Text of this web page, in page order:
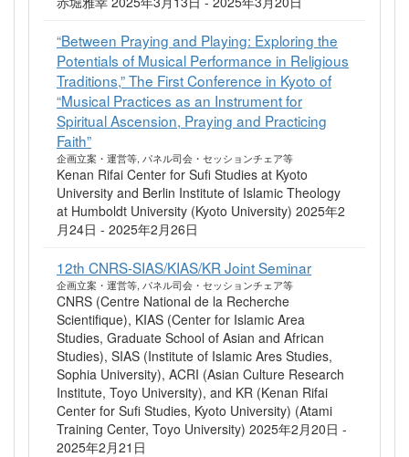
“Between Praying and Playing: Exploring the
Potentials of Musical Performance in Religious
Traditions,” The First Conference in Kyoto of
“Musical Practices as an Instrument for
Spiritual Ascension, Praying and Practicing
Faith”
企画立案・運営等, パネル司会・セッションチェア等
Kenan Rifai Center for Sufi Studies at Kyoto
University and Berlin Institute of Islamic Theology
at Humboldt University (Kyoto University) 2025年2
月24日 - 2025年2月26日
12th CNRS-SIAS/KIAS/KR Joint Seminar
企画立案・運営等, パネル司会・セッションチェア等
CNRS (Centre National de la Recherche
Scientifique), KIAS (Center for Islamic Area
Studies, Graduate School of Asian and African
Studies), SIAS (Institute of Islamic Ares Studies,
Sophia University), ACRI (Asian Culture Research
Institute, Toyo University), and KR (Kenan Rifai
Center for Sufi Studies, Kyoto University) (Atami
Training Center, Toyo University) 2025年2月20日 -
2025年2月21日